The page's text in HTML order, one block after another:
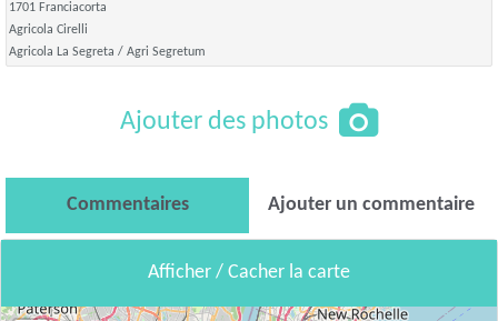
1701 Franciacorta
Agricola Cirelli
Agricola La Segreta / Agri Segretum
Ajouter des photos
Commentaires Ajouter un commentaire
Afficher / Cacher la carte